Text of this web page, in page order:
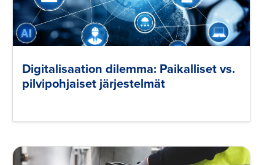
Digitalisaation dilemma: Paikalliset vs.
pilvipohjaiset järjestelmät